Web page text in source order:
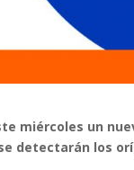
miércoles un
detectarán los